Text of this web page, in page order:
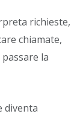
richieste,
chiamate,
la
diventa